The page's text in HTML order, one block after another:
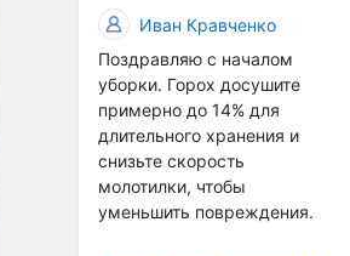
это в рамках
существующих реалий для
людей принимающих
решения как раз хорошо,
само село окажется при
деле, да и количество
задействованных в
сельхозпоризводстве
кадров таким образом
Иван Кравченко
Поздравляю с началом
уборки. Горох досушите
примерно до 14% для
длительного хранения и
снизьте скорость
молотилки, чтобы
уменьшить повреждения.